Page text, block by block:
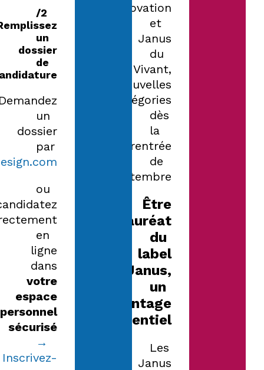
l’Innovation
et
Janus
du
Vivant,
nouvelles
catégories
dès
la
rentrée
de
septembre.
Être
lauréat
du
label
Janus,
un
avantage
concurrentiel
Les
Janus
2/
un
dossier
de
un
dossier
par
ou
en
ligne
dans
votre
espace
personnel
sécurisé
→
Inscrivez-